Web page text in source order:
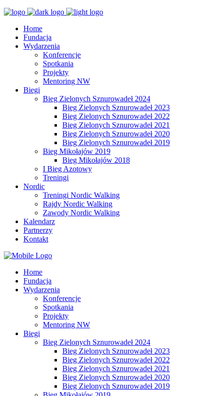
Home
Fundacja
Wydarzenia
Konferencje
Spotkania
Projekty
Mentoring NW
Biegi
Bieg Zielonych Sznurowadeł 2024
Bieg Zielonych Sznurowadeł 2023
Bieg Zielonych Sznurowadeł 2022
Bieg Zielonych Sznurowadeł 2021
Bieg Zielonych Sznurowadeł 2020
Bieg Zielonych Sznurowadeł 2019
Bieg Mikołajów 2019
Bieg Mikołajów 2018
I Bieg Azotowy
Treningi
Nordic
Treningi Nordic Walking
Rajdy Nordic Walking
Zawody Nordic Walking
Kalendarz
Partnerzy
Kontakt
Home
Fundacja
Wydarzenia
Konferencje
Spotkania
Projekty
Mentoring NW
Biegi
Bieg Zielonych Sznurowadeł 2024
Bieg Zielonych Sznurowadeł 2023
Bieg Zielonych Sznurowadeł 2022
Bieg Zielonych Sznurowadeł 2021
Bieg Zielonych Sznurowadeł 2020
Bieg Zielonych Sznurowadeł 2019